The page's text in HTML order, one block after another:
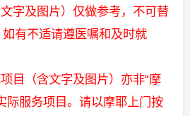
字及图片）仅做参考，不可替
有不适请遵医嘱和及时就
目（含文字及图片）亦非“摩
际服务项目。请以摩耶上门按